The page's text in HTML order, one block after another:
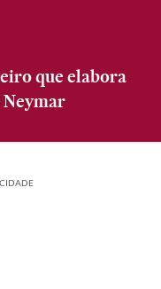
que elabora